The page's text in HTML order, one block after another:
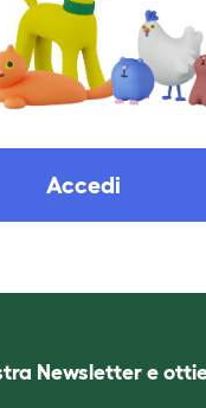
Accedi
Newsletter e